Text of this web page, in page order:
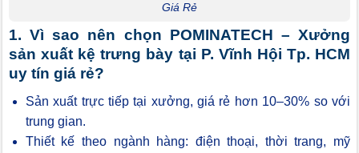
Giá Rẻ
1. Vì sao nên chọn POMINATECH – Xưởng
sản xuất kệ trưng bày tại P. Vĩnh Hội Tp. HCM
uy tín giá rẻ?
Sản xuất trực tiếp tại xưởng, giá rẻ hơn 10–30% so với
trung gian.
Thiết kế theo ngành hàng: điện thoại, thời trang, mỹ